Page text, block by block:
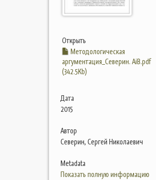
Открыть
Методологическая
аргументация_Северин. АіВ.pdf
(342.5Kb)
Дата
2015
Автор
Северин, Сергей Николаевич
Metadata
Показать полную информацию